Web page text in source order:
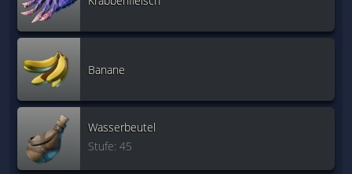
Banane
Wasserbeutel
Stufe: 45